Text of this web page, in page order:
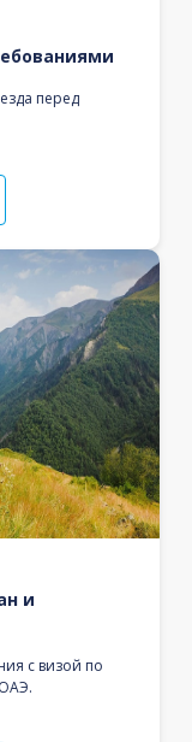
перед
и
с визой по